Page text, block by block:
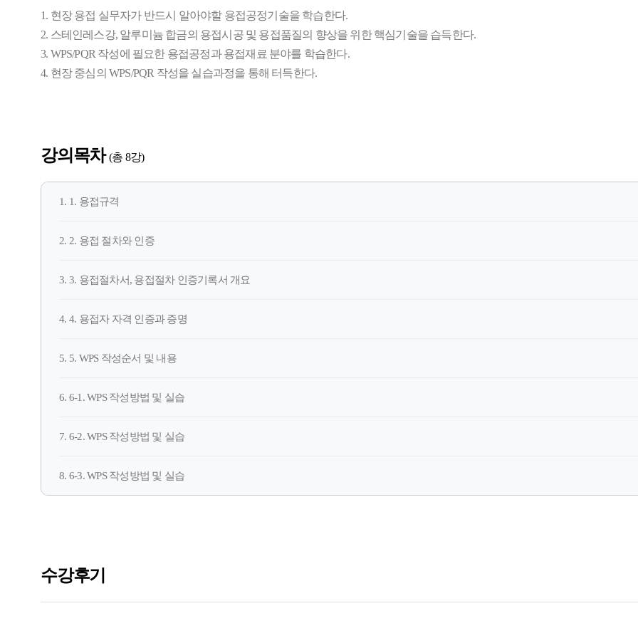
1. 현장 용접 실무자가 반드시 알아야할 용접공정기술을 학습한다.
2. 스테인레스강, 알루미늄 합금의 용접시공 및 용접품질의 향상을 위한 핵심기술을 습득한다.
3. WPS/PQR 작성에 필요한 용접공정과 용접재료 분야를 학습한다.
4. 현장 중심의 WPS/PQR 작성을 실습과정을 통해 터득한다.
강의목차 (총 8강)
1. 1. 용접규격
2. 2. 용접 절차와 인증
3. 3. 용접절차서, 용접절차 인증기록서 개요
4. 4. 용접자 자격 인증과 증명
5. 5. WPS 작성순서 및 내용
6. 6-1. WPS 작성방법 및 실습
7. 6-2. WPS 작성방법 및 실습
8. 6-3. WPS 작성방법 및 실습